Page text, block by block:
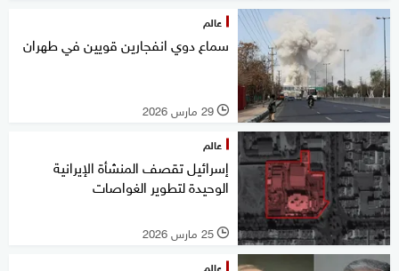
عالم
سماع دوي انفجارين قويين في طهران
l 29 مارس 2026
عالم
إسرائيل تقصف المنشأة الإيرانية
الوحيدة لتطوير الغواصات
l 25 مارس 2026
عالم